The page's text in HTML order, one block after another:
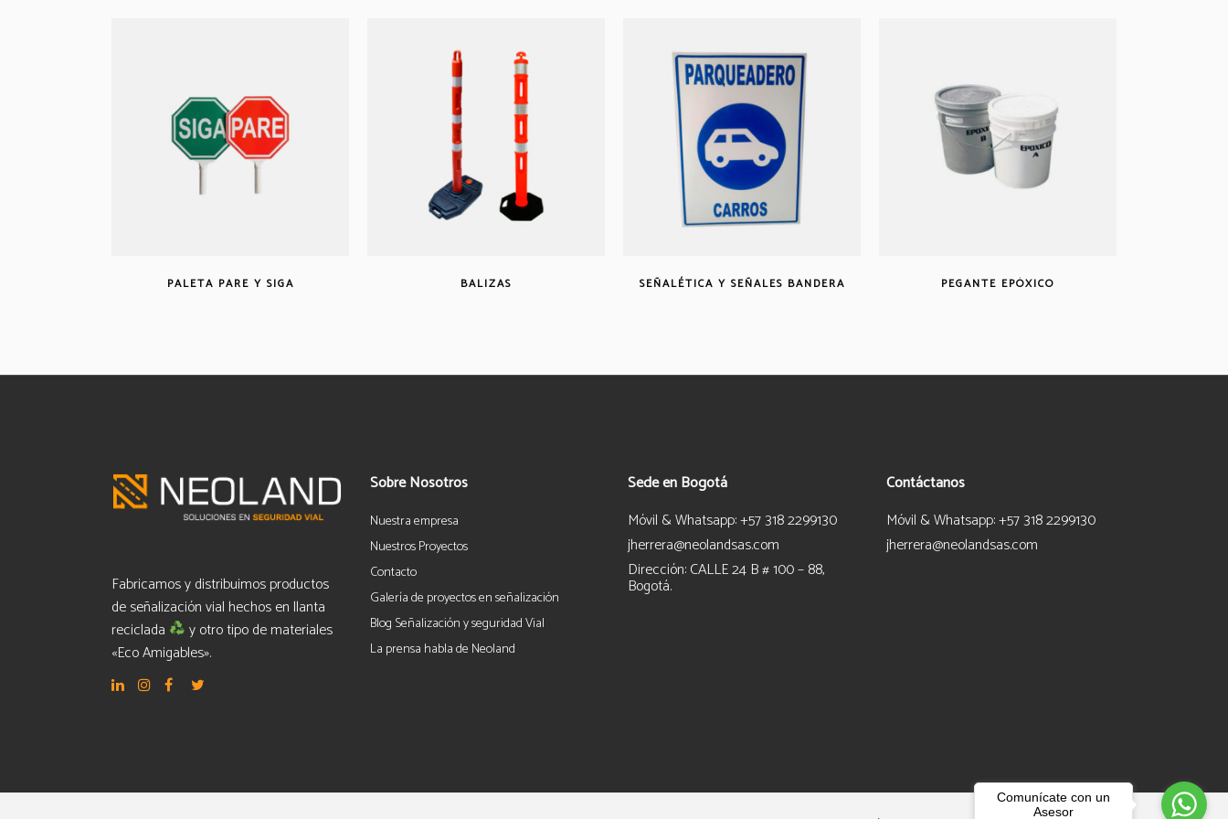
PALETA PARE Y SIGA BALIZAS SEÑALÉTICA Y SEÑALES BANDERA PEGANTE EPÓXICO
Fabricamos y distribuimos productos
de señalización vial hechos en llanta
reciclada
y otro tipo de materiales
«Eco Amigables».
Sobre Nosotros
Nuestra empresa
Nuestros Proyectos
Contacto
Galería de proyectos en señalización
Blog Señalización y seguridad Vial
La prensa habla de Neoland
Sede en Bogotá
Móvil & Whatsapp: +57 318 2299130
jherrera@neolandsas.com
Dirección: CALLE 24 B # 100 – 88,
Bogotá.
Contáctanos
Móvil & Whatsapp: +57 318 2299130
jherrera@neolandsas.com
Comunícate con un
Asesor